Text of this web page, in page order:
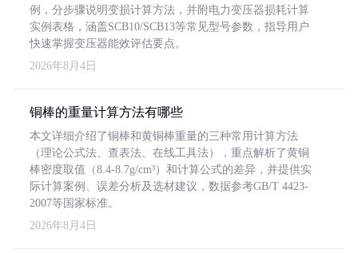
例，分步骤说明变损计算方法，并附电力变压器损耗计算
实例表格，涵盖SCB10/SCB13等常见型号参数，指导用户
快速掌握变压器能效评估要点。
2026年8月4日
铜棒的重量计算方法有哪些
本文详细介绍了铜棒和黄铜棒重量的三种常用计算方法
（理论公式法、查表法、在线工具法），重点解析了黄铜
棒密度取值（8.4-8.7g/cm³）和计算公式的差异，并提供实
际计算案例、误差分析及选材建议，数据参考GB/T 4423-
2007等国家标准。
2026年8月4日